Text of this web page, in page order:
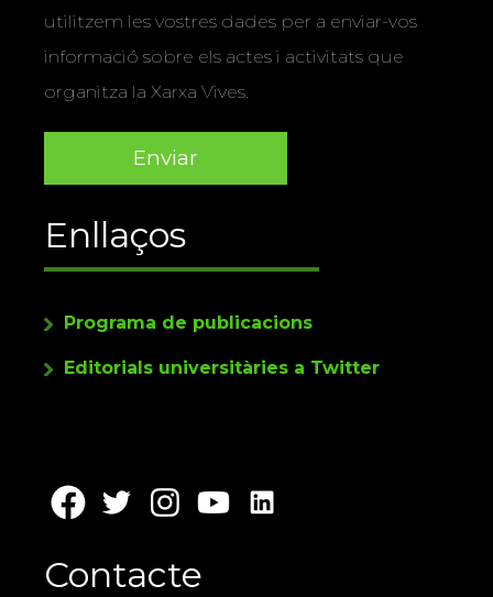
utilitzem les vostres dades per a enviar-vos
informació sobre els actes i activitats que
organitza la Xarxa Vives.
Enllaços
Programa de publicacions
Editorials universitàries a Twitter
Contacte